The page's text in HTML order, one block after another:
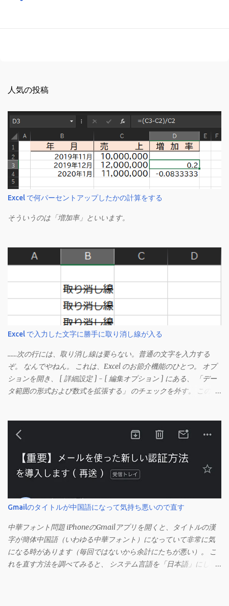
人気の投稿
Excel で何パーセントアップしたかの計算をする
そういうのは「増加率」といいます。
Excel で入力した文字に勝手に取り消し線が入る
……次の行には、取り消し線は要らない。普通の文字を入力する
ぞ。 なんでやねん。 これは、Excel のお節介機能のひとつ。 オプ
ションを開き、 [ 詳細設定 ] - [ 編集オプション ] にある、 「デー
タ範囲の形式および数式を拡張する」 のチェックを外す。 この機
うです。 このオプションを解除して、他のセル（取り消し線の書
式がないセル）をコピーしてから、もう一度入力してみます。 今
度は大丈夫です。 Mac の場合、画面上部にあるメニューの
「Excel」をクリックして環境設定を開きます（「command + ,
（カンマ）」 でも開きます）。 「編集」を開きます。 「編集オプ
Gmailのタイトルが中国語になって気持ち悪いので直す
中華フォント問題 iPhoneのGmailアプリを開くと、タイトルの漢
字が簡体中国語（いわゆる中華フォント）になっていて非常に気
になる時があります（毎回ではないから余計にたちが悪い）。 こ
れを直す方法を調べてみると、 システム言語を「日本語」にしろ